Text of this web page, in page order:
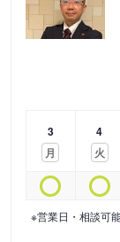
3
月
4
火
※営業日・相談可